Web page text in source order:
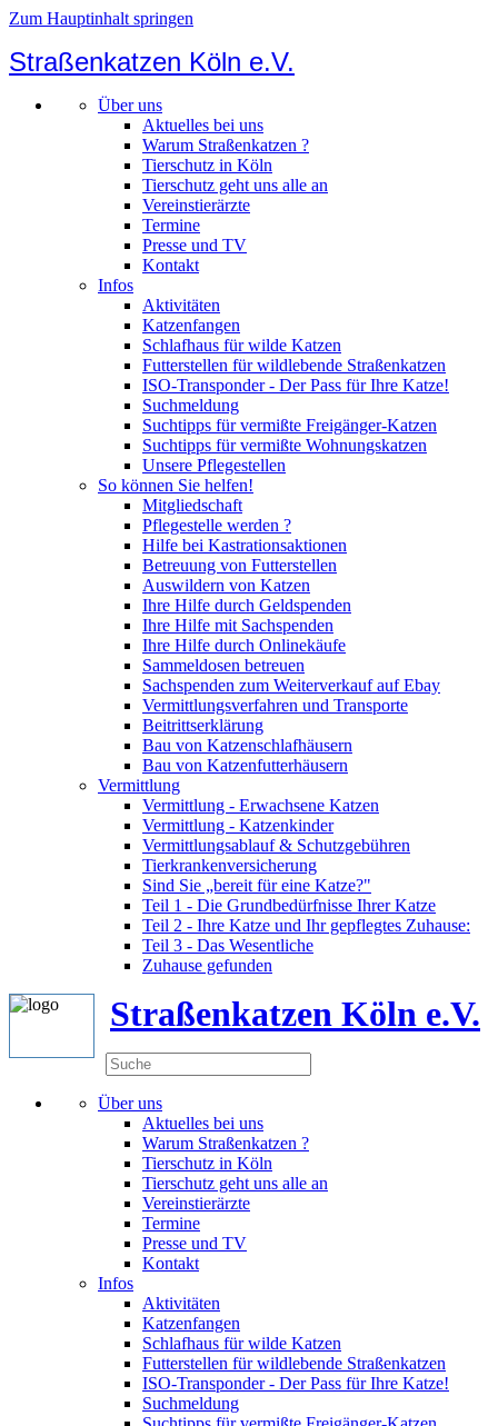
Zum Hauptinhalt springen
Straßenkatzen Köln e.V.
Über uns
Aktuelles bei uns
Warum Straßenkatzen ?
Tierschutz in Köln
Tierschutz geht uns alle an
Vereinstierärzte
Termine
Presse und TV
Kontakt
Infos
Aktivitäten
Katzenfangen
Schlafhaus für wilde Katzen
Futterstellen für wildlebende Straßenkatzen
ISO-Transponder - Der Pass für Ihre Katze!
Suchmeldung
Suchtipps für vermißte Freigänger-Katzen
Suchtipps für vermißte Wohnungskatzen
Unsere Pflegestellen
So können Sie helfen!
Mitgliedschaft
Pflegestelle werden ?
Hilfe bei Kastrationsaktionen
Betreuung von Futterstellen
Auswildern von Katzen
Ihre Hilfe durch Geldspenden
Ihre Hilfe mit Sachspenden
Ihre Hilfe durch Onlinekäufe
Sammeldosen betreuen
Sachspenden zum Weiterverkauf auf Ebay
Vermittlungsverfahren und Transporte
Beitrittserklärung
Bau von Katzenschlafhäusern
Bau von Katzenfutterhäusern
Vermittlung
Vermittlung - Erwachsene Katzen
Vermittlung - Katzenkinder
Vermittlungsablauf & Schutzgebühren
Tierkrankenversicherung
Sind Sie „bereit für eine Katze?"
Teil 1 - Die Grundbedürfnisse Ihrer Katze
Teil 2 - Ihre Katze und Ihr gepflegtes Zuhause:
Teil 3 - Das Wesentliche
Zuhause gefunden
Straßenkatzen Köln e.V.
Über uns
Aktuelles bei uns
Warum Straßenkatzen ?
Tierschutz in Köln
Tierschutz geht uns alle an
Vereinstierärzte
Termine
Presse und TV
Kontakt
Infos
Aktivitäten
Katzenfangen
Schlafhaus für wilde Katzen
Futterstellen für wildlebende Straßenkatzen
ISO-Transponder - Der Pass für Ihre Katze!
Suchmeldung